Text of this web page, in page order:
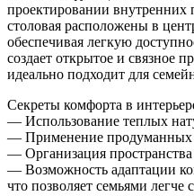
проектировании
столовая расположены в
обеспечивая легкую
создает открытое и связное
идеально подходит для
Секреты комфорта в
— Использование теплых
— Применение продуманных
— Организация
— Возможность адаптации
что позволяет семьями легче